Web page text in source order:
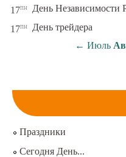
17пн День Независимости
17пн
День трейдера
← Июль
Праздники
Сегодня День...